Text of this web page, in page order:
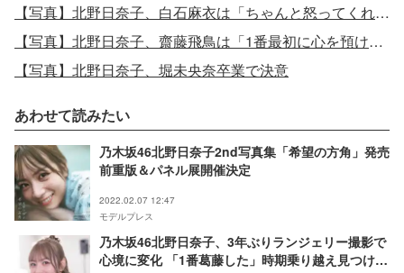
【写真】北野日奈子、白石麻衣は「ちゃんと怒ってくれる」
【写真】北野日奈子、齋藤飛鳥は「1番最初に心を預けた先輩」
【写真】北野日奈子、堀未央奈卒業で決意
あわせて読みたい
乃木坂46北野日奈子2nd写真集「希望の方角」発売
前重版＆パネル展開催決定
2022.02.07 12:47
モデルプレス
乃木坂46北野日奈子、3年ぶりランジェリー撮影で
心境に変化 「1番葛藤した」時期乗り越え見つけ